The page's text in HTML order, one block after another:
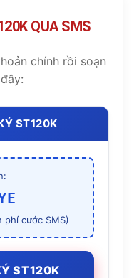
QUA SMS
chính rồi soạn
ST120K
cước SMS)
ST120K